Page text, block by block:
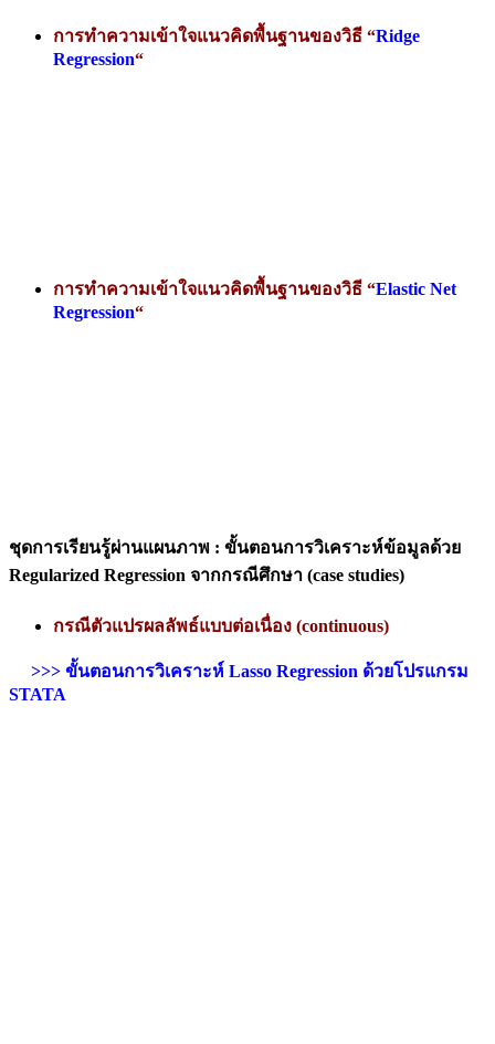
การทำความเข้าใจแนวคิดพื้นฐานของวิธี “Ridge
Regression“
การทำความเข้าใจแนวคิดพื้นฐานของวิธี “Elastic Net
Regression“
ชุดการเรียนรู้ผ่านแผนภาพ : ขั้นตอนการวิเคราะห์ข้อมูลด้วย
Regularized Regression จากกรณีศึกษา (case studies)
กรณีตัวแปรผลลัพธ์แบบต่อเนื่อง (continuous)
>>> ขั้นตอนการวิเคราะห์ Lasso Regression ด้วยโปรแกรม
STATA